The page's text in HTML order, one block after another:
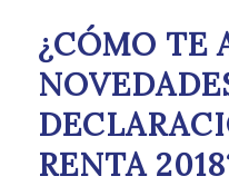
¿CÓMO TE
RENTA